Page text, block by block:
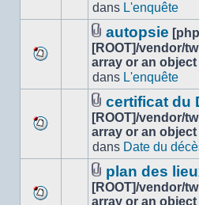
nouveau
message
dans L'enquête
nouveau
message
Fichier(s)
joint(s)
autopsie
[ROOT]/vendor/
array or an
dans L'enquête
nouveau
message
Fichier(s)
joint(s)
certificat du
[ROOT]/vendor/
array or an
dans Date du
Fichier(s)
joint(s)
plan des
[ROOT]/vendor/
array or an